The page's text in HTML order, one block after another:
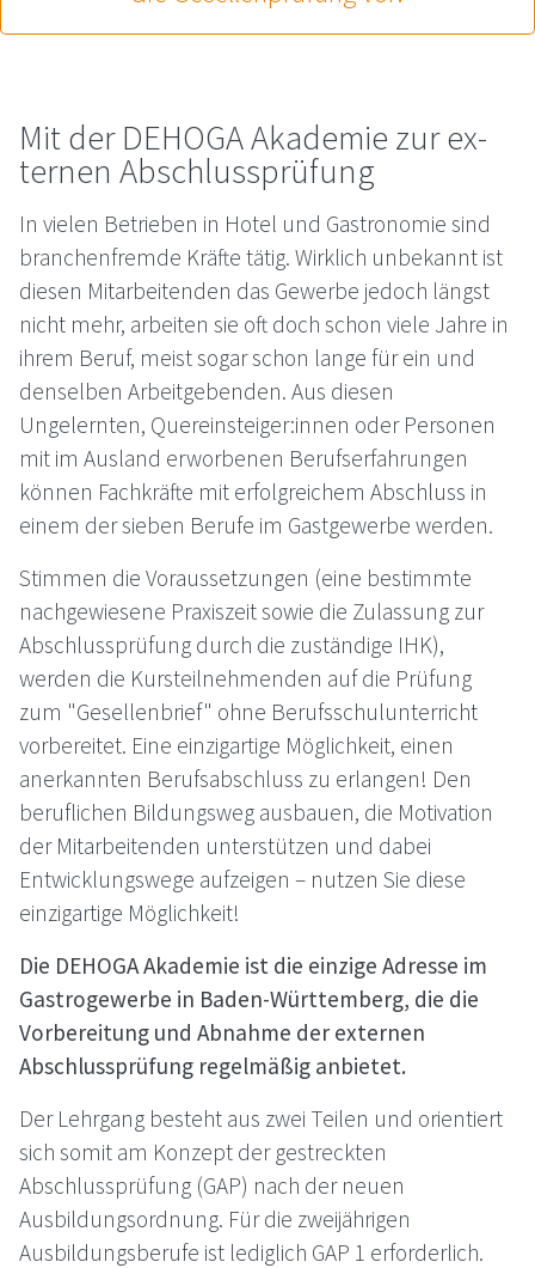
Mit der DE­HO­GA Aka­de­mie zur ex­
ter­nen Ab­schluss­prü­fung
In vielen Betrieben in Hotel und Gastronomie sind
branchenfremde Kräfte tätig. Wirklich unbekannt ist
diesen Mitarbeitenden das Gewerbe jedoch längst
nicht mehr, arbeiten sie oft doch schon viele Jahre in
ihrem Beruf, meist sogar schon lange für ein und
denselben Arbeitgebenden. Aus diesen
Ungelernten, Quereinsteiger:innen oder Personen
mit im Ausland erworbenen Berufserfahrungen
können Fachkräfte mit erfolgreichem Abschluss in
einem der sieben Berufe im Gastgewerbe werden.
Stimmen die Voraussetzungen (eine bestimmte
nachgewiesene Praxiszeit sowie die Zulassung zur
Abschlussprüfung durch die zuständige IHK),
werden die Kursteilnehmenden auf die Prüfung
zum "Gesellenbrief" ohne Berufsschulunterricht
vorbereitet. Eine einzigartige Möglichkeit, einen
anerkannten Berufsabschluss zu erlangen! Den
beruflichen Bildungsweg ausbauen, die Motivation
der Mitarbeitenden unterstützen und dabei
Entwicklungswege aufzeigen – nutzen Sie diese
einzigartige Möglichkeit!
Die DEHOGAAkademie ist die einzige Adresse im
Gastrogewerbe in Baden-Württemberg, die die
Vorbereitung und Abnahme der externen
Abschlussprüfung regelmäßig anbietet.
Der Lehrgang besteht aus zwei Teilen und orientiert
sich somit am Konzept der gestreckten
Abschlussprüfung (GAP) nach der neuen
Ausbildungsordnung. Für die zweijährigen
Ausbildungsberufe ist lediglich GAP 1 erforderlich.